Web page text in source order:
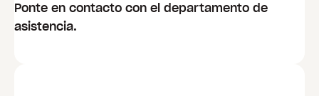
Ponte en contacto con el departamento de
asistencia.